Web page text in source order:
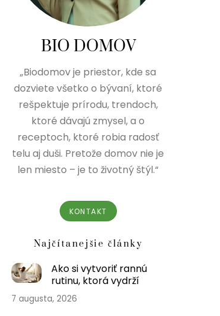
BIO DOMOV
„Biodomov je priestor, kde sa
dozviete všetko o bývaní, ktoré
rešpektuje prírodu, trendoch,
ktoré dávajú zmysel, a o
receptoch, ktoré robia radosť
telu aj duši. Pretože domov nie je
len miesto – je to životný štýl.“
KONTAKT
Najčítanejšie články
Ako si vytvoriť rannú
rutinu, ktorá vydrží
7 augusta, 2026